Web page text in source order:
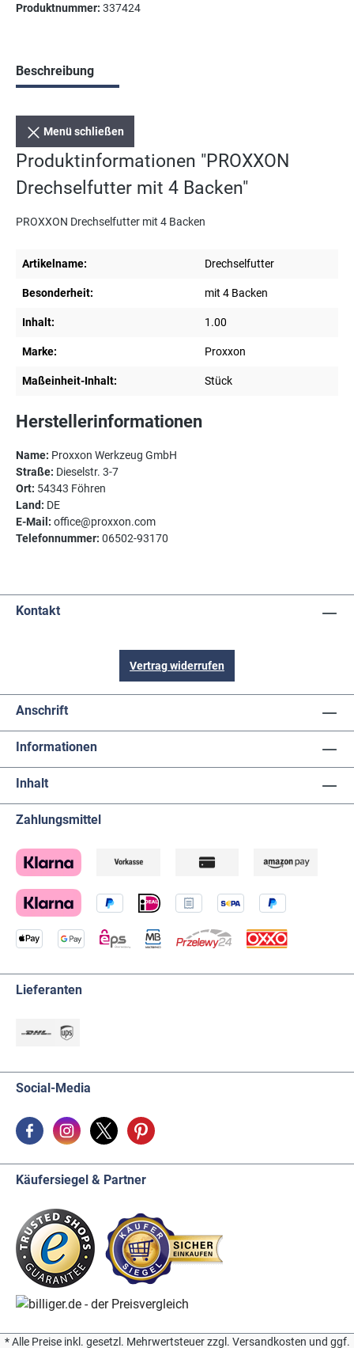
Produktnummer: 337424
Beschreibung
Menü schließen
Produktinformationen "PROXXON
Drechselfutter mit 4 Backen"
PROXXON Drechselfutter mit 4 Backen
Artikelname: Drechselfutter
Besonderheit: mit 4 Backen
Inhalt: 1.00
Marke: Proxxon
Maßeinheit-Inhalt: Stück
Herstellerinformationen
Name: Proxxon Werkzeug GmbH
Straße: Dieselstr. 3-7
Ort: 54343 Föhren
Land: DE
E-Mail: office@proxxon.com
Telefonnummer: 06502-93170
Kontakt
Vertrag widerrufen
Anschrift
Informationen
Inhalt
Zahlungsmittel
Lieferanten
Social-Media
Käufersiegel & Partner
* Alle Preise inkl. gesetzl. Mehrwertsteuer zzgl. Versandkosten und ggf.